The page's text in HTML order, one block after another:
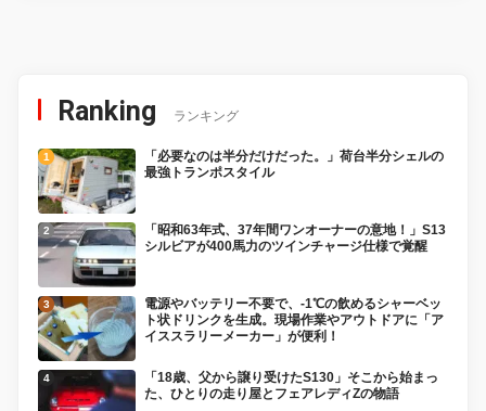
Ranking ランキング
「必要なのは半分だけだった。」荷台半分シェルの
最強トランポスタイル
「昭和63年式、37年間ワンオーナーの意地！」S13
シルビアが400馬力のツインチャージ仕様で覚醒
電源やバッテリー不要で、-1℃の飲めるシャーベッ
ト状ドリンクを生成。現場作業やアウトドアに「ア
イススラリーメーカー」が便利！
「18歳、父から譲り受けたS130」そこから始まっ
た、ひとりの走り屋とフェアレディZの物語